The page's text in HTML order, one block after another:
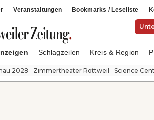
Veranstaltungen Bookmarks / Leseliste
Schlagzeilen Kreis & Region
2028 Zimmertheater Rottweil Science